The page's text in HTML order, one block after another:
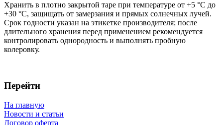
Хранить в плотно закрытой таре при температуре от +5 °C до
+30 °C, защищать от замерзания и прямых солнечных лучей.
Срок годности указан на этикетке производителя; после
длительного хранения перед применением рекомендуется
контролировать однородность и выполнять пробную
колеровку.
Перейти
На главную
Новости и статьи
Договор оферта